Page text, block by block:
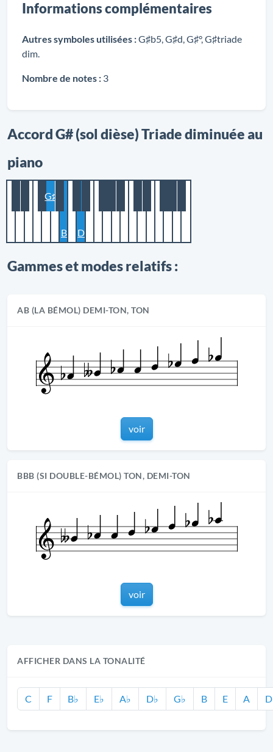
Informations complémentaires
Autres symboles utilisées :G♯b5, G♯d, G♯°, G♯triade
dim.
Nombre de notes : 3
Accord G# (sol dièse) Triade diminuée au
piano
G♯
B D
Gammes et modes relatifs :
AB (LA BÉMOL) DEMI-TON, TON
voir
BBB (SI DOUBLE-BÉMOL) TON, DEMI-TON
voir
AFFICHER DANS LA TONALITÉ
C F B♭ E♭ A♭ D♭ G♭ B E A D